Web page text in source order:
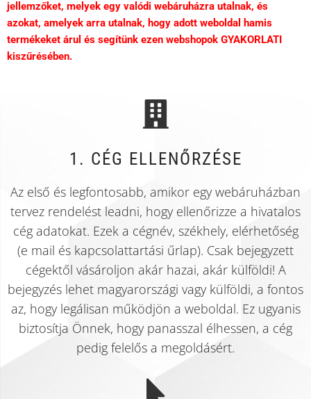
jellemzőket, melyek egy valódi webáruházra utalnak, és
azokat, amelyek arra utalnak, hogy adott weboldal hamis
termékeket árul és segítünk ezen webshopok GYAKORLATI
kiszűrésében.
1. CÉG ELLENŐRZÉSE
Az első és legfontosabb, amikor egy webáruházban
tervez rendelést leadni, hogy ellenőrizze a hivatalos
cég adatokat. Ezek a cégnév, székhely, elérhetőség
(e mail és kapcsolattartási űrlap). Csak bejegyzett
cégektől vásároljon akár hazai, akár külföldi! A
bejegyzés lehet magyarországi vagy külföldi, a fontos
az, hogy legálisan működjön a weboldal. Ez ugyanis
biztosítja Önnek, hogy panasszal élhessen, a cég
pedig felelős a megoldásért. ​